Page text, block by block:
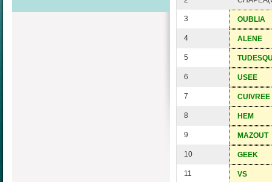
3 OUBLIA
4 ALENE
5
6 USEE
7 CUIVREE
8 HEM
9 MAZOUT
10 GEEK
11 VS